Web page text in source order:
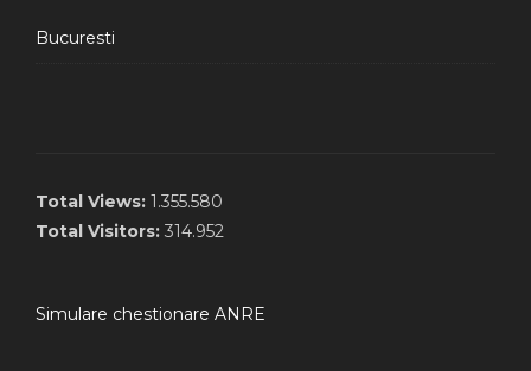
Bucuresti
Total Views: 1.355.580
Total Visitors: 314.952
Simulare chestionare ANRE